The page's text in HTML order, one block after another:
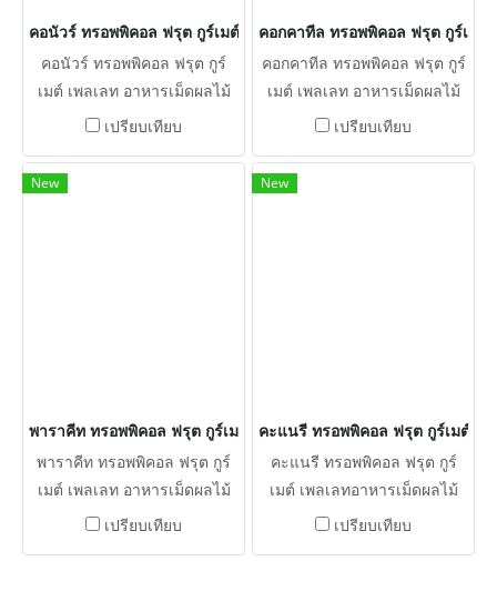
คอนัวร์ ทรอพพิคอล ฟรุต กูร์เมต์ เพลเลท
คอนัวร์ ทรอพพิคอล ฟรุต กูร์
เมต์ เพลเลท อาหารเม็ดผลไม้
ชนิดเดียวที่ผลิตขึ้นโดยเฉพาะที่
ธรรมชาติ โดยไม่ต้องปรุงเพิ่ม
เปรียบเทียบ
คอกคาทีล ทรอพพิคอล ฟรุต กูร์เมต์
คอกคาทีล ทรอพพิคอล ฟรุต กูร์
เมต์ เพลเลท อาหารเม็ดผลไม้
ชนิดเดียวที่ผลิตขึ้นโดยเฉพาะที่
ธรรมชาติ โดยไม่ต้องปรุงเพิ่ม
เปรียบเทียบ
New
พาราคีท ทรอพพิคอล ฟรุต กูร์เมต์ เพลเลท
พาราคีท ทรอพพิคอล ฟรุต กูร์
เมต์ เพลเลท อาหารเม็ดผลไม้
ชนิดเดียวที่ผลิตขึ้นโดยเฉพาะที่
เปรียบเทียบ
New
คะแนรี ทรอพพิคอล ฟรุต กูร์เมต์ เพ
คะแนรี ทรอพพิคอล ฟรุต กูร์
เมต์ เพลเลทอาหารเม็ดผลไม้
ชนิดเดียวที่ผลิตขึ้นโดยเฉพาะที่
เปรียบเทียบ